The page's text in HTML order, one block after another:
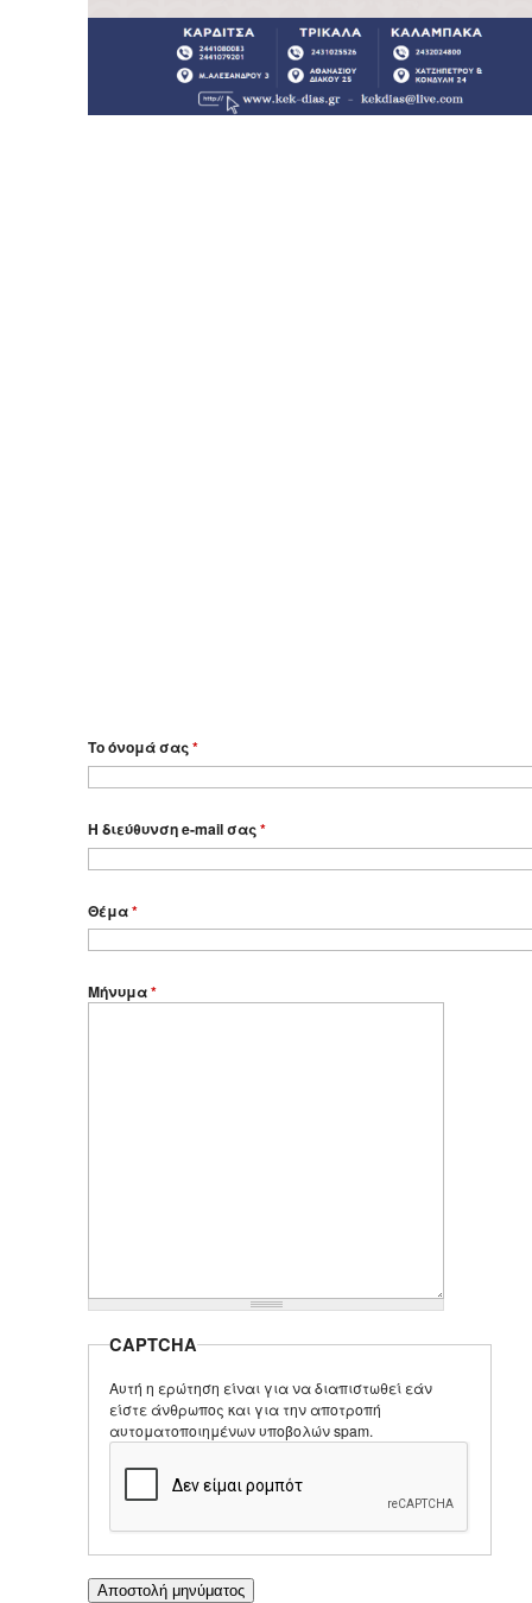
Το όνομά σας*
Η διεύθυνση e-mail σας*
Θέμα*
Μήνυμα*
CAPTCHA
Αυτή η ερώτηση είναι για να διαπιστωθεί εάν
είστε άνθρωπος και για την αποτροπή
αυτοματοποιημένων υποβολών spam.